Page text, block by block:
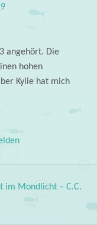
angehört. Die
hohen
Kylie hat mich
im Mondlicht – C.C.